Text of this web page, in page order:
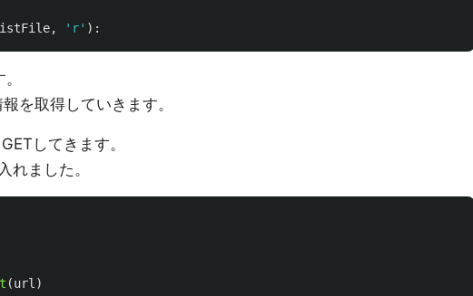
, ' r' ):
を取得していきます。
してきます。
れました。
(url )